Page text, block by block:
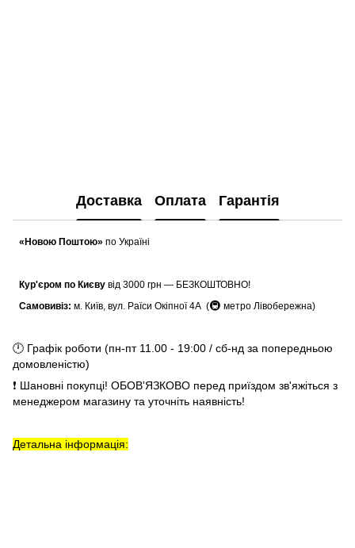
Доставка Оплата Гарантія
«Новою Поштою» по Україні
Кур'єром по Києву від 3000 грн — БЕЗКОШТОВНО!
Самовивіз: м. Київ, вул. Раїси Окіпної 4А (🚇 метро Лівобережна)
🕛 Графік роботи (пн-пт 11.00 - 19:00 / сб-нд за попередньою
домовленістю)
❗ Шановні покупці! ОБОВ'ЯЗКОВО перед приїздом зв'яжіться з
менеджером магазину та уточніть наявність!
Детальна інформація: